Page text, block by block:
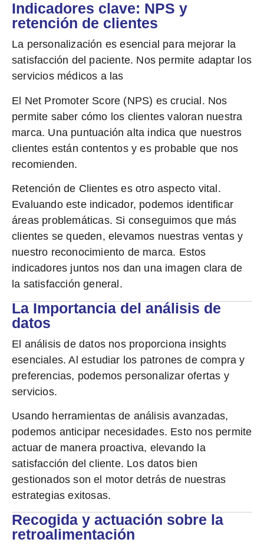
Indicadores clave: NPS y
retención de clientes
La personalización es esencial para mejorar la
satisfacción del paciente. Nos permite adaptar los
servicios médicos a las
El Net Promoter Score (NPS) es crucial. Nos
permite saber cómo los clientes valoran nuestra
marca. Una puntuación alta indica que nuestros
clientes están contentos y es probable que nos
recomienden.
Retención de Clientes es otro aspecto vital.
Evaluando este indicador, podemos identificar
áreas problemáticas. Si conseguimos que más
clientes se queden, elevamos nuestras ventas y
nuestro reconocimiento de marca. Estos
indicadores juntos nos dan una imagen clara de
la satisfacción general.
La Importancia del análisis de
datos
El análisis de datos nos proporciona insights
esenciales. Al estudiar los patrones de compra y
preferencias, podemos personalizar ofertas y
servicios.
Usando herramientas de análisis avanzadas,
podemos anticipar necesidades. Esto nos permite
actuar de manera proactiva, elevando la
satisfacción del cliente. Los datos bien
gestionados son el motor detrás de nuestras
estrategias exitosas.
Recogida y actuación sobre la
retroalimentación